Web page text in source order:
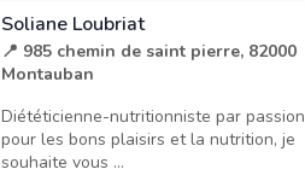
Soliane Loubriat
📍 985 chemin de saint pierre, 82000
Montauban
Diététicienne-nutritionniste par passion
pour les bons plaisirs et la nutrition, je
souhaite vous ...